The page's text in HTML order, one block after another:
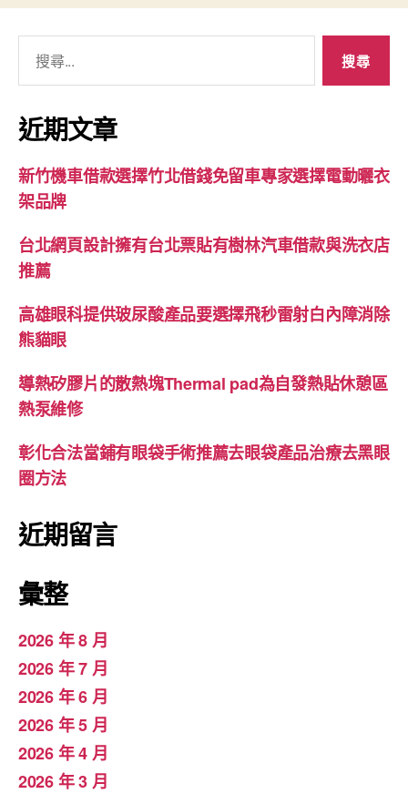
關
鍵
字:
近期文章
新竹機車借款選擇竹北借錢免留車專家選擇電動曬衣
架品牌
台北網頁設計擁有台北票貼有樹林汽車借款與洗衣店
推薦
高雄眼科提供玻尿酸產品要選擇飛秒雷射白內障消除
熊貓眼
導熱矽膠片的散熱塊Thermal pad為自發熱貼休憩區
熱泵維修
彰化合法當鋪有眼袋手術推薦去眼袋產品治療去黑眼
圈方法
近期留言
彙整
2026 年 8 月
2026 年 7 月
2026 年 6 月
2026 年 5 月
2026 年 4 月
2026 年 3 月